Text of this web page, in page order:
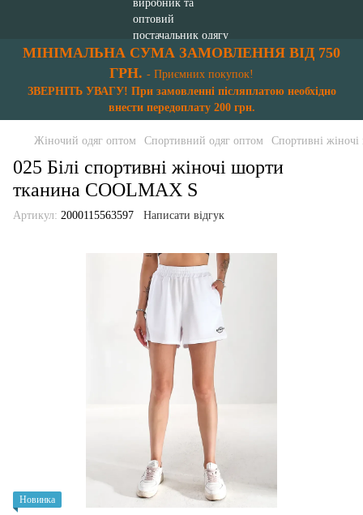
МІНІМАЛЬНА СУМА ЗАМОВЛЕННЯ ВІД 750
ГРН. - Приємних покупок!
ЗВЕРНІТЬ УВАГУ! При замовленні післяплатою необхідно
внести передоплату 200 грн.
Жіночий одяг оптом Спортивний одяг оптом Спортивні
025 Білі спортивні жіночі шорти
тканина COOLMAX S
Артикул: 2000115563597 Написати відгук
Новинка